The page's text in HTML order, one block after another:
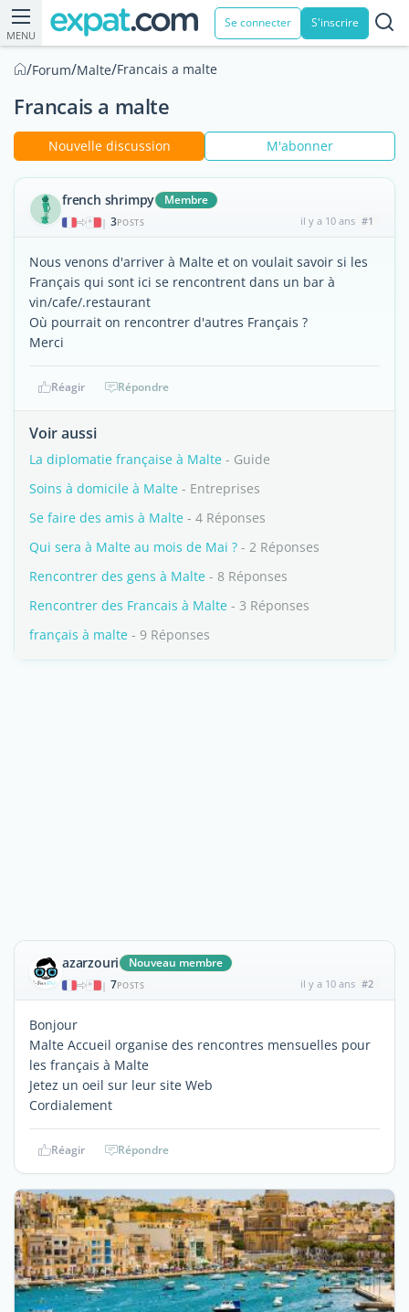
MENU
Se connecter S'inscrire
/Forum/Malte/Francais a malte
Francais a malte
Nouvelle discussion M'abonner
french shrimpy Membre
| 3POSTS il y a 10 ans #1
Nous venons d'arriver à Malte et on voulait savoir si les
Français qui sont ici se rencontrent dans un bar à
vin/cafe/.restaurant
Où pourrait on rencontrer d'autres Français ?
Merci
Réagir Répondre
Voir aussi
La diplomatie française à Malte - Guide
Soins à domicile à Malte - Entreprises
Se faire des amis à Malte - 4 Réponses
Qui sera à Malte au mois de Mai ? - 2 Réponses
Rencontrer des gens à Malte - 8 Réponses
Rencontrer des Francais à Malte - 3 Réponses
français à malte - 9 Réponses
azarzouri Nouveau membre
| 7POSTS il y a 10 ans #2
Bonjour
Malte Accueil organise des rencontres mensuelles pour
les français à Malte
Jetez un oeil sur leur site Web
Cordialement
Réagir Répondre